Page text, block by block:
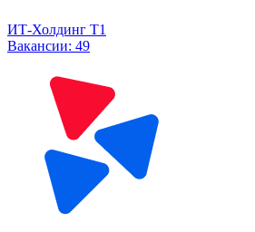
ИТ-Холдинг Т1
Вакансии: 49